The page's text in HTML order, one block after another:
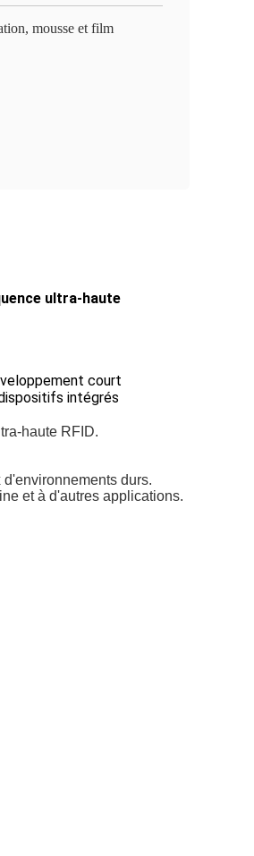
mousse et film
ultra-haute
court
intégrés
haute RFID.
durs.
et à d'autres applications.